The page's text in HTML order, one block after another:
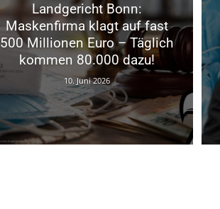
Landgericht Bonn:
Maskenfirma klagt auf fast
500 Millionen Euro – Täglich
kommen 80.000 dazu!
10. Juni 2026